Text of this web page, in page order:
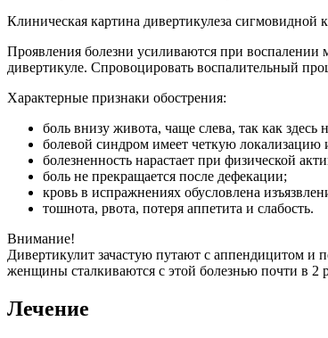
Клиническая картина дивертикулеза
Проявления болезни усиливаются при воспалении
дивертикуле. Спровоцировать воспалительный
Характерные признаки обострения:
боль внизу живота, чаще слева, так как
болевой синдром имеет четкую локализацию
болезненность нарастает при физической
боль не прекращается после дефекации;
кровь в испражнениях обусловлена
тошнота, рвота, потеря аппетита и слабость.
Внимание!
Дивертикулит зачастую путают с аппендицитом и
женщины сталкиваются с этой болезнью почти в 2
Лечение